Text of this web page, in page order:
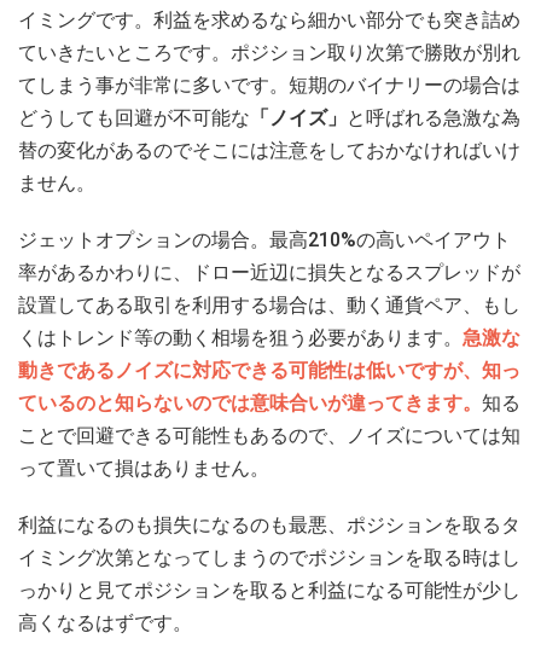
イミングです。利益を求めるなら細かい部分でも突き詰め
ていきたいところです。ポジション取り次第で勝敗が別れ
てしまう事が非常に多いです。短期のバイナリーの場合は
どうしても回避が不可能な 「ノイズ」 と呼ばれる急激な為
替の変化があるのでそこには注意をしておかなければいけ
ません。
ジェットオプションの場合。最高210%の高いペイアウト
率があるかわりに、ドロー近辺に損失となるスプレッドが
設置してある取引を利用する場合は、動く通貨ペア、もし
くはトレンド等の動く相場を狙う必要があります。 急激な
動きであるノイズに対応できる可能性は低いですが、知っ
ているのと知らないのでは意味合いが違ってきます。 知る
ことで回避できる可能性もあるので、ノイズについては知
って置いて損はありません。
利益になるのも損失になるのも最悪、ポジションを取るタ
イミング次第となってしまうのでポジションを取る時はし
っかりと見てポジションを取ると利益になる可能性が少し
高くなるはずです。